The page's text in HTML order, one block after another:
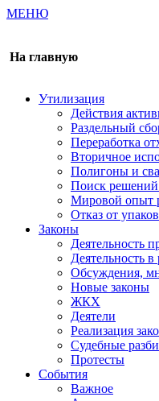
МЕНЮ
На главную
Утилизация
Действия
Раздельный
Переработка
Вторичное
Полигоны и
Поиск решений
Мировой опыт
Отказ от
Законы
Деятельность
Деятельность в
Обсуждения,
Новые законы
ЖКХ
Деятели
Реализация
Судебные
Протесты
События
Важное